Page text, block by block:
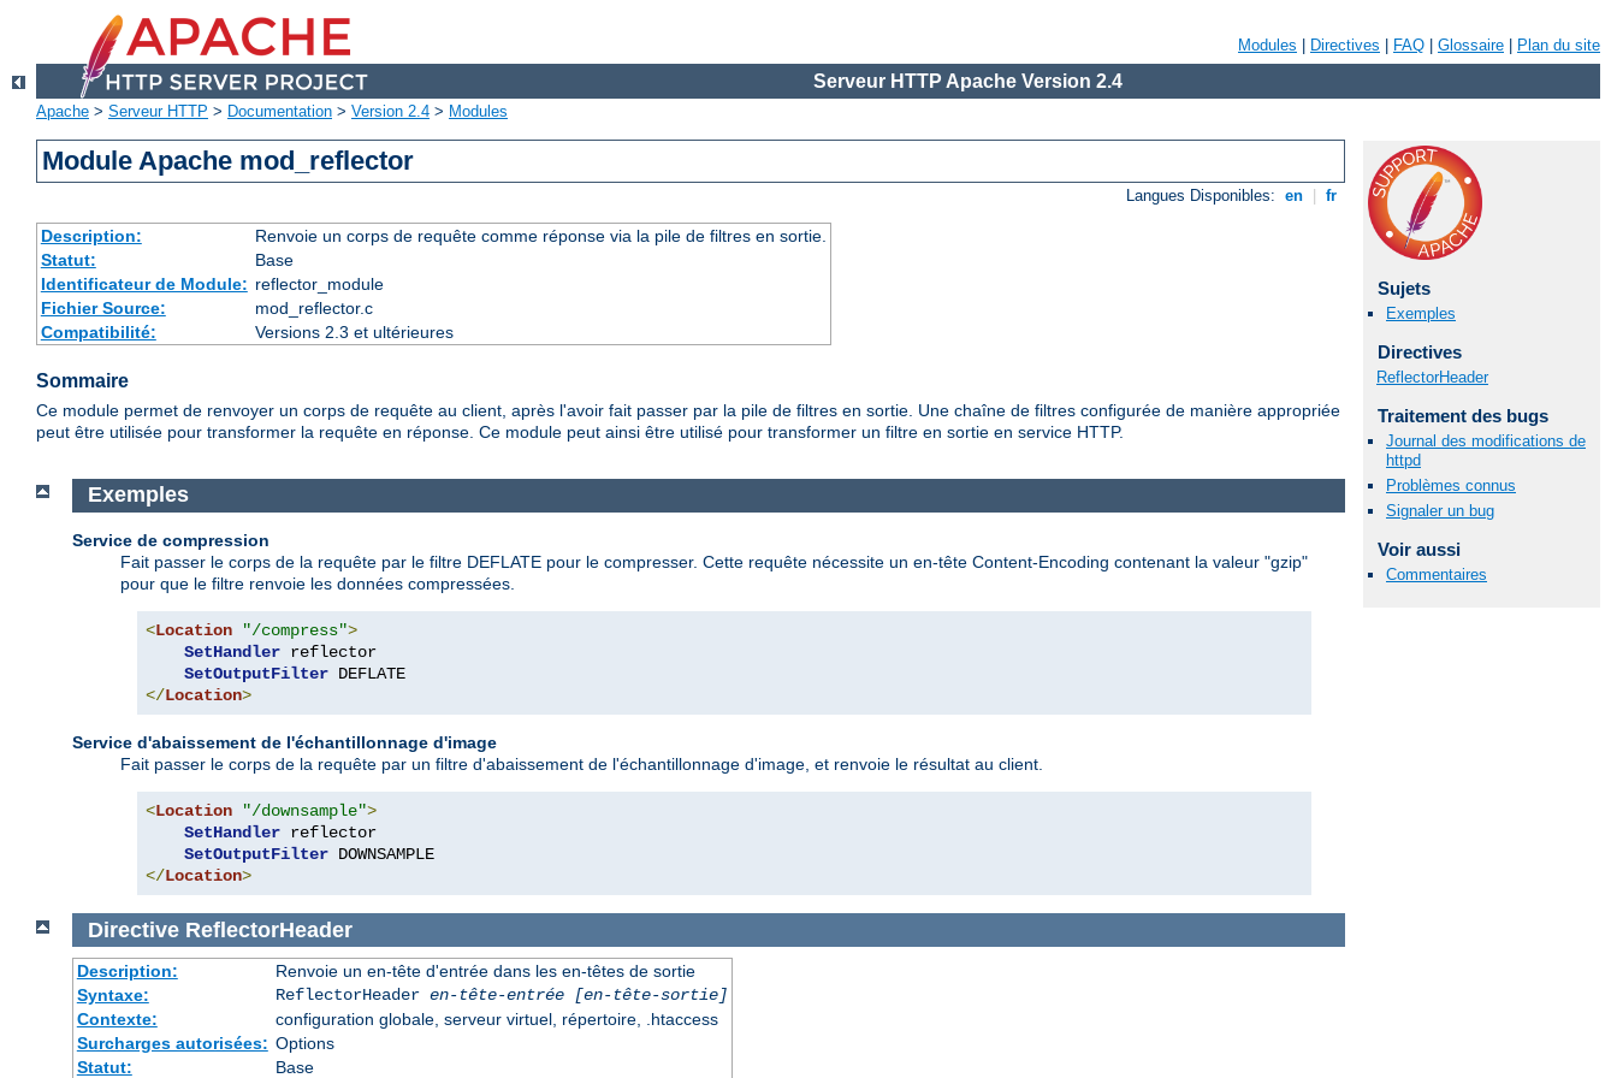
Modules Directives FAQ Glossaire Plan du site
Serveur HTTP Apache Version 2.4
Apache > Serveur HTTP > Documentation > Version 2.4 > Modules
Module Apache mod_reflector
Langues Disponibles: en fr
Description:
Renvoie un corps de requête comme réponse via la pile de filtres en sortie.
Statut:
Base
Identificateur de Module: reflector_module
Fichier Source:
mod_reflector.c
Compatibilité:
Versions 2.3 et ultérieures
Sommaire
Ce module permet de renvoyer un corps de requête au client, après l'avoir fait passer par la pile de filtres en sortie. Une chaîne de filtres configurée de manière appropriée
peut être utilisée pour transformer la requête en réponse. Ce module peut ainsi être utilisé pour transformer un filtre en sortie en service HTTP.
Sujets
Exemples
Directives
ReflectorHeader
Traitement des bugs
Journal des modifications de
httpd
Problèmes connus
Signaler un bug
Voir aussi
Commentaires
Exemples
Service de compression
Fait passer le corps de la requête par le filtre DEFLATE pour le compresser. Cette requête nécessite un en-tête Content-Encoding contenant la valeur "gzip"
pour que le filtre renvoie les données compressées.
<Location "/compress">
SetHandler reflector
SetOutputFilter
</Location>
Service d'abaissement de l'échantillonnage d'image
Fait passer le corps de la requête par un filtre d'abaissement de l'échantillonnage d'image, et renvoie le résultat au client.
<Location "/downsample">
SetHandler reflector
SetOutputFilter
</Location>
Directive ReflectorHeader
Description:
Renvoie un en-tête d'entrée dans les en-têtes de sortie
Syntaxe:
ReflectorHeader en-tête-entrée
[en-tête-sortie]
Contexte:
configuration globale, serveur virtuel, répertoire, .htaccess
Surcharges autorisées: Options
Statut:
Base